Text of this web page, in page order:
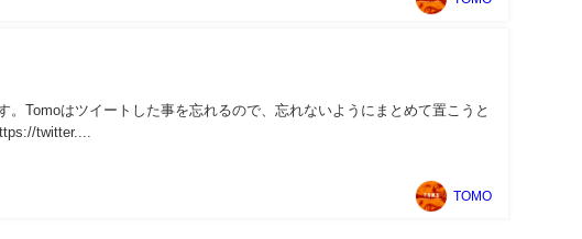
Tomoはツイートした事を忘れるので、忘れないようにまとめて置こうと
twitter....
TOMO